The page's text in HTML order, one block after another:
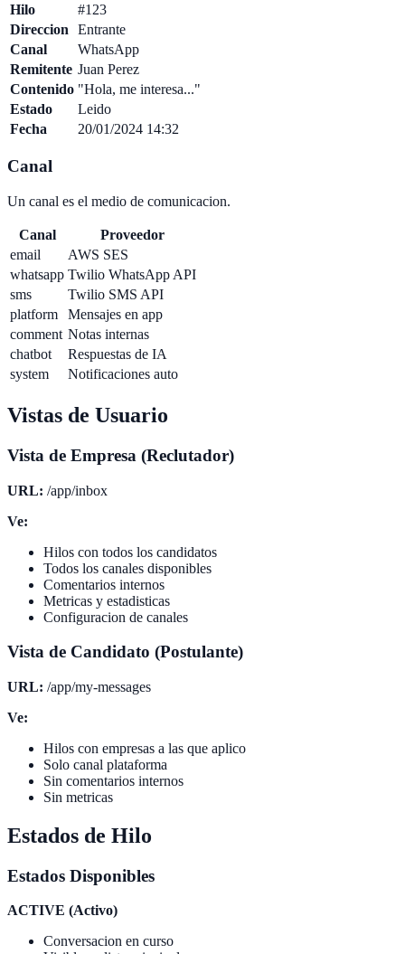
Hilo
#123
Direccion
Entrante
Canal
WhatsApp
Remitente Juan Perez
Contenido "Hola, me interesa..."
Estado
Leido
Fecha
20/01/2024 14:32
Canal
Un canal es el medio de comunicacion.
Canal
Proveedor
email
AWS SES
whatsapp Twilio WhatsApp API
sms
Twilio SMS API
platform
Mensajes en app
comment Notas internas
chatbot
Respuestas de IA
system
Notificaciones auto
Vistas de Usuario
Vista de Empresa (Reclutador)
URL: /app/inbox
Ve:
Hilos con todos los candidatos
Todos los canales disponibles
Comentarios internos
Metricas y estadisticas
Configuracion de canales
Vista de Candidato (Postulante)
URL: /app/my-messages
Ve:
Hilos con empresas a las que aplico
Solo canal plataforma
Sin comentarios internos
Sin metricas
Estados de Hilo
Estados Disponibles
ACTIVE (Activo)
Conversacion en curso